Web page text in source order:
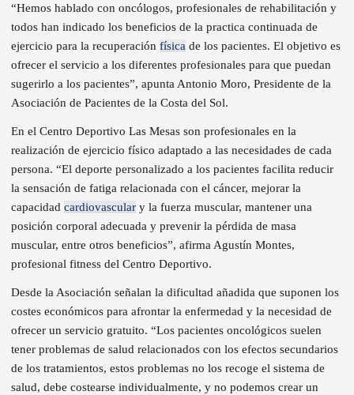
“Hemos hablado con oncólogos, profesionales de rehabilitación y
todos han indicado los beneficios de la practica continuada de
ejercicio para la recuperación física de los pacientes. El objetivo es
ofrecer el servicio a los diferentes profesionales para que puedan
sugerirlo a los pacientes”, apunta Antonio Moro, Presidente de la
Asociación de Pacientes de la Costa del Sol.
En el Centro Deportivo Las Mesas son profesionales en la
realización de ejercicio físico adaptado a las necesidades de cada
persona. “El deporte personalizado a los pacientes facilita reducir
la sensación de fatiga relacionada con el cáncer, mejorar la
capacidad cardiovascular y la fuerza muscular, mantener una
posición corporal adecuada y prevenir la pérdida de masa
muscular, entre otros beneficios”, afirma Agustín Montes,
profesional fitness del Centro Deportivo.
Desde la Asociación señalan la dificultad añadida que suponen los
costes económicos para afrontar la enfermedad y la necesidad de
ofrecer un servicio gratuito. “Los pacientes oncológicos suelen
tener problemas de salud relacionados con los efectos secundarios
de los tratamientos, estos problemas no los recoge el sistema de
salud, debe costearse individualmente, y no podemos crear un